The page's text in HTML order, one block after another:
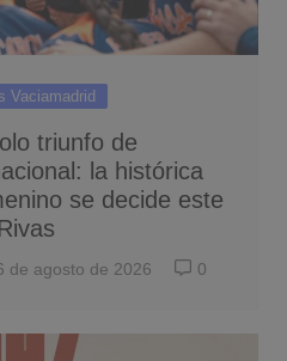
Vaciamadrid
triunfo de
la histórica
se decide este
de agosto de 2026 0